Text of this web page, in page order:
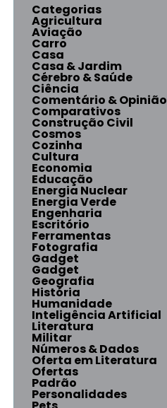
Categorias
Agricultura
Aviação
Carro
Casa
Casa & Jardim
Cérebro & Saúde
Ciência
Comentário & Opinião
Comparativos
Construção Civil
Cosmos
Cozinha
Cultura
Economia
Educação
Energia Nuclear
Energia Verde
Engenharia
Escritório
Ferramentas
Fotografia
Gadget
Gadget
Geografia
História
Humanidade
Inteligência Artificial
Literatura
Militar
Números & Dados
Oferta em Literatura
Ofertas
Padrão
Personalidades